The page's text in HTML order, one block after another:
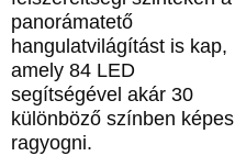
panorámatető
hangulatvilágítást is kap,
amely 84 LED
segítségével akár 30
különböző színben képes
ragyogni.